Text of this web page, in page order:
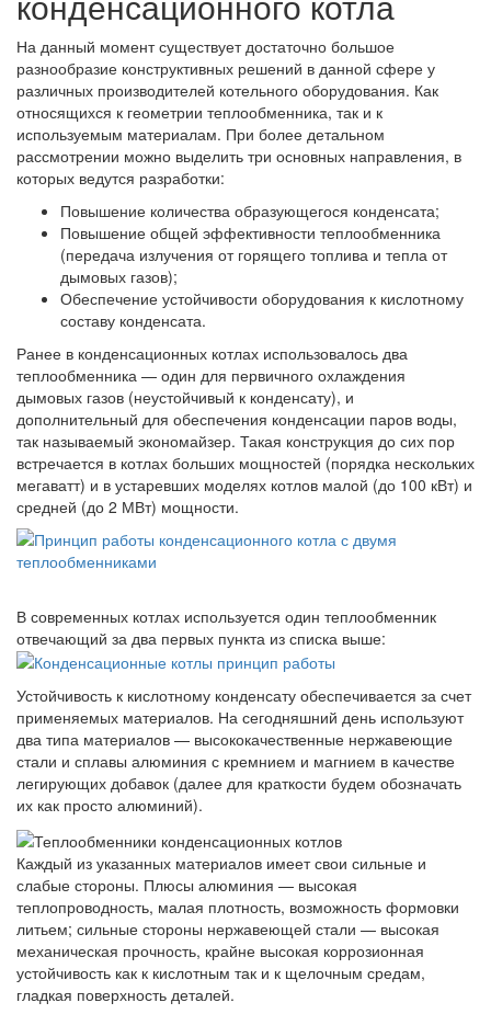
На данный момент существует достаточно большое
разнообразие конструктивных решений в данной сфере у
различных производителей котельного оборудования. Как
относящихся к геометрии теплообменника, так и к
используемым материалам. При более детальном
рассмотрении можно выделить три основных направления, в
которых ведутся разработки:
Повышение количества образующегося конденсата;
Повышение общей эффективности теплообменника
(передача излучения от горящего топлива и тепла от
дымовых газов);
Обеспечение устойчивости оборудования к кислотному
составу конденсата.
Ранее в конденсационных котлах использовалось два
теплообменника — один для первичного охлаждения
дымовых газов (неустойчивый к конденсату), и
дополнительный для обеспечения конденсации паров воды,
так называемый экономайзер. Такая конструкция до сих пор
встречается в котлах больших мощностей (порядка нескольких
мегаватт) и в устаревших моделях котлов малой (до 100 кВт) и
средней (до 2 МВт) мощности.
В современных котлах используется один теплообменник
отвечающий за два первых пункта из списка выше:
Устойчивость к кислотному конденсату обеспечивается за счет
применяемых материалов. На сегодняшний день используют
два типа материалов — высококачественные нержавеющие
стали и сплавы алюминия с кремнием и магнием в качестве
легирующих добавок (далее для краткости будем обозначать
их как просто алюминий).
Каждый из указанных материалов имеет свои сильные и
слабые стороны. Плюсы алюминия — высокая
теплопроводность, малая плотность, возможность формовки
литьем; сильные стороны нержавеющей стали — высокая
механическая прочность, крайне высокая коррозионная
устойчивость как к кислотным так и к щелочным средам,
гладкая поверхность деталей.